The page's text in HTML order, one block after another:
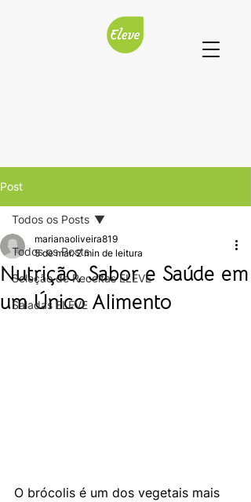
Post
Todos os Posts
Seleção de Receitas ELEVE
Saladas ELEVE
Todos os Posts
Nutrição, Sabor e Saúde em
um Único Alimento
marianaoliveira819
5 de mar. 2 min de leitura
O brócolis é um dos vegetais mais